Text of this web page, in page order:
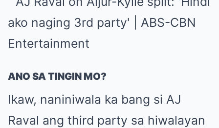
ANO SA TINGIN MO?
Ikaw, naniniwala ka bang si AJ
Raval ang third party sa hiwalayan